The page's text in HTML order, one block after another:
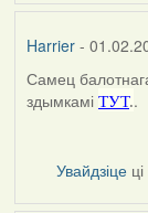
Harrier-
In
reply
Наталья
К
Самец
здымкамі ТУТ..
Увайдзіце ці